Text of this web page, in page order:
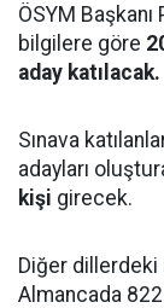
ÖSYM
bilgilere göre
aday katılacak.
Sınava
adayları
kişi girecek.
Diğer dillerdeki
Almancada 822